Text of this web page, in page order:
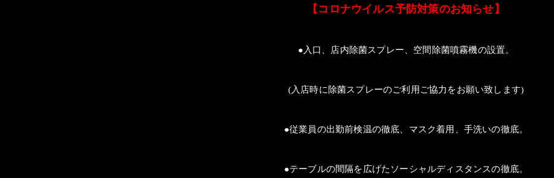
【コロナウイルス予防対策のお知らせ】
●入口、店内除菌スプレー、空間除菌噴霧機の設置。
(入店時に除菌スプレーのご利用ご協力をお願い致します)
●従業員の出勤前検温の徹底、マスク着用、手洗いの徹底。
●テーブルの間隔を広げたソーシャルディスタンスの徹底。